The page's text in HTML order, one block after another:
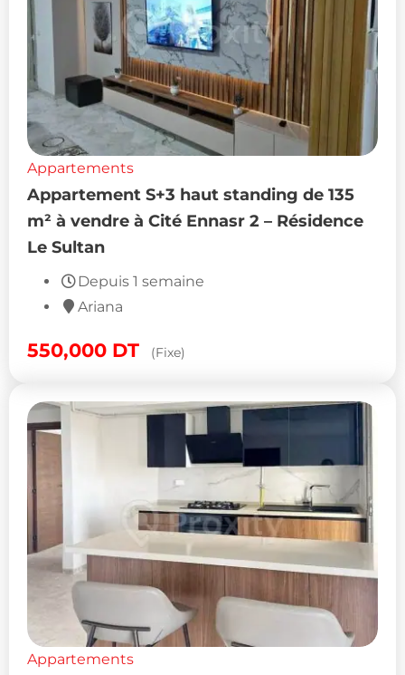
Appartements
Appartement S+3 haut standing de 135
m² à vendre à Cité Ennasr 2 – Résidence
Le Sultan
Depuis 1 semaine
Ariana
550,000 DT (Fixe)
Appartements